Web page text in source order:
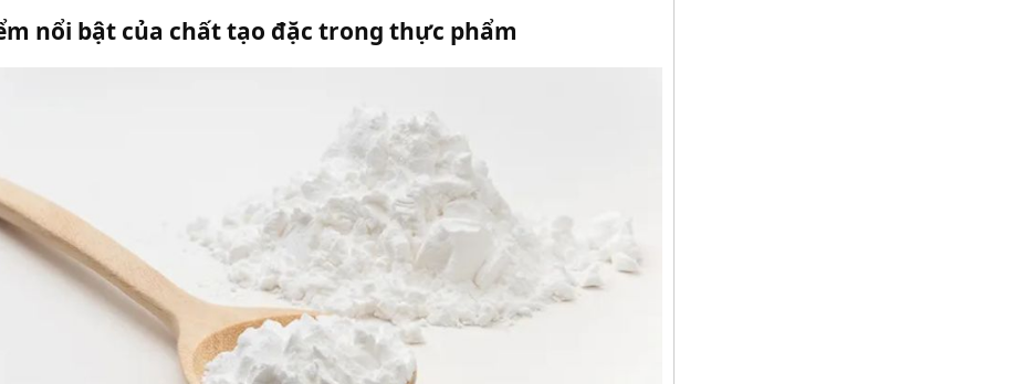
nổi bật của chất tạo đặc trong thực phẩm